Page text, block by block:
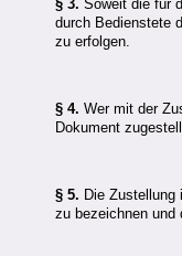
§ 3. Soweit die für
durch Bedienstete
zu erfolgen.
§ 4. Wer mit der
Dokument
§ 5. Die Zustellung
zu bezeichnen und